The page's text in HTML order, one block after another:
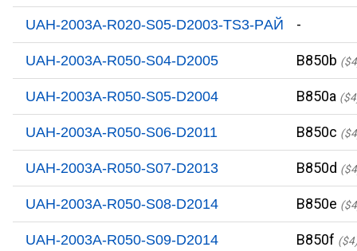
UAH-2003A-R020-S05-D2003-TS3-PАЙ -
UAH-2003A-R050-S04-D2005 B850b
UAH-2003A-R050-S05-D2004 B850a
UAH-2003A-R050-S06-D2011 B850c
UAH-2003A-R050-S07-D2013 B850d
UAH-2003A-R050-S08-D2014 B850e
UAH-2003A-R050-S09-D2014 B850f